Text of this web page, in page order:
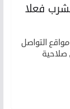
فعلا
التواصل